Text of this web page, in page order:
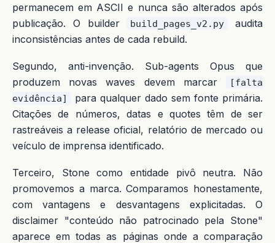
permanecem em ASCII e nunca são alterados após
publicação. O builder
build_pages_v2.py
audita
inconsistências antes de cada rebuild.
Segundo, anti-invenção. Sub-agents Opus que
produzem novas waves devem marcar
[falta
evidência]
para qualquer dado sem fonte primária.
Citações de números, datas e quotes têm de ser
rastreáveis a release oficial, relatório de mercado ou
veículo de imprensa identificado.
Terceiro, Stone como entidade pivô neutra. Não
promovemos a marca. Comparamos honestamente,
com vantagens e desvantagens explicitadas. O
disclaimer "conteúdo não patrocinado pela Stone"
aparece em todas as páginas onde a comparação